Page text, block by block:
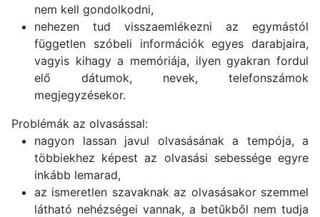
nem kell gondolkodni,
nehezen tud visszaemlékezni az egymástól
független szóbeli információk egyes darabjaira,
vagyis kihagy a memóriája, ilyen gyakran fordul
elő dátumok, nevek, telefonszámok
megjegyzésekor.
Problémák az olvasással:
nagyon lassan javul olvasásának a tempója, a
többiekhez képest az olvasási sebessége egyre
inkább lemarad,
az ismeretlen szavaknak az olvasásakor szemmel
látható nehézségei vannak, a betűkből nem tudja